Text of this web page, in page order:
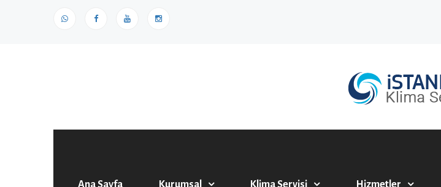
Ana Sayfa Kurumsal Klima Servisi Hizmetler